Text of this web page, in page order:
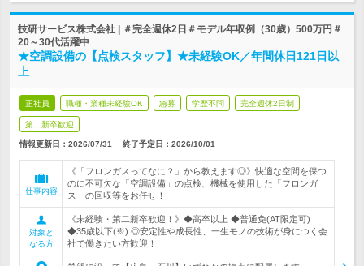
技研サービス株式会社 | ＃完全週休2日＃モデル年収例（30歳）500万円＃
20～30代活躍中
★空調設備の【点検スタッフ】★未経験OK／年間休日121日以
上
正社員 職種・業種未経験OK 急募 学歴不問 完全週休2日制
第二新卒歓迎
情報更新日：2026/07/31 終了予定日： 2026/10/01
仕事内容
《「フロンガスってなに？」から教えます◎》快適な空間を保つ
のに不可欠な「空調設備」の点検、機械を使用した「フロンガ
ス」の回収等をお任せ！
対象と
なる方
《未経験・第二新卒歓迎！》◆高卒以上 ◆普通免(AT限定可)
◆35歳以下(※) ◎安定性や成長性、一生モノの技術が身につく会
社で働きたい方歓迎！